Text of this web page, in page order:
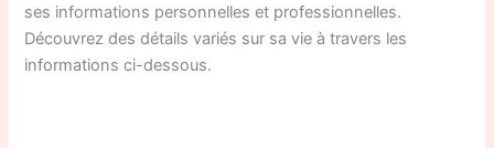
ses informations personnelles et professionnelles.
Découvrez des détails variés sur sa vie à travers les
informations ci-dessous.